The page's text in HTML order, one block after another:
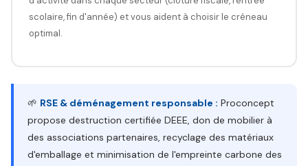
scolaire, fin d'année) et vous aident à choisir le créneau
optimal.
🌱 RSE & déménagement responsable : Proconcept
propose destruction certifiée DEEE, don de mobilier à
des associations partenaires, recyclage des matériaux
d'emballage et minimisation de l'empreinte carbone des